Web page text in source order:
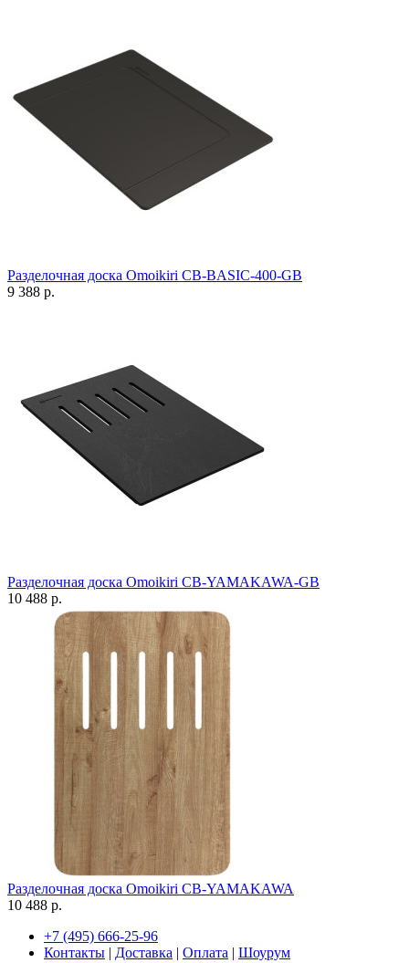
Разделочная доска Omoikiri CB-BASIC-400-GB
9 388 р.
Разделочная доска Omoikiri CB-YAMAKAWA-GB
10 488 р.
Разделочная доска Omoikiri CB-YAMAKAWA
10 488 р.
+7 (495) 666-25-96
Контакты | Доставка | Оплата | Шоурум